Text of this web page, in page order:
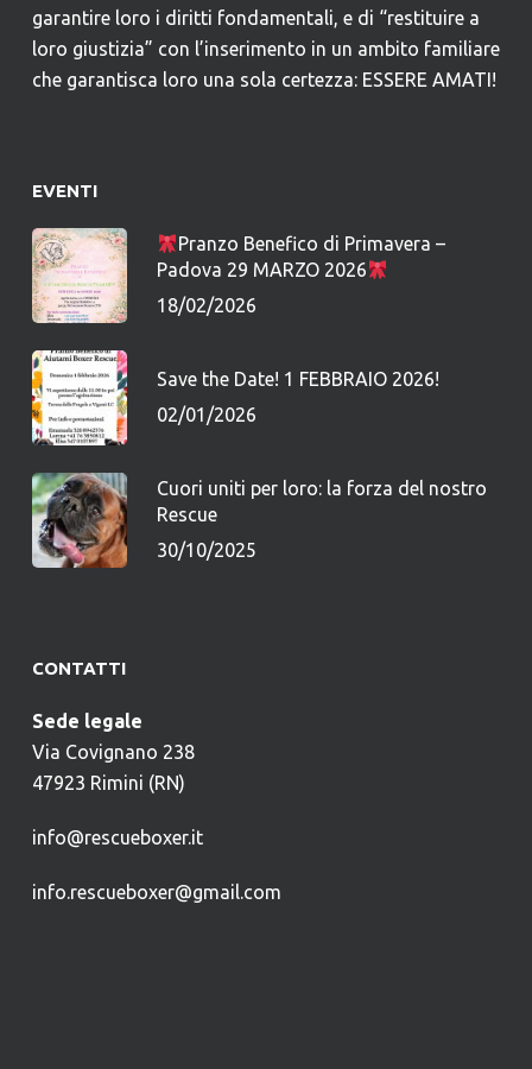
garantire loro i diritti fondamentali, e di “restituire a
loro giustizia” con l’inserimento in un ambito familiare
che garantisca loro una sola certezza: ESSERE AMATI!
EVENTI
Pranzo Benefico di Primavera –
Padova 29 MARZO 2026
18/02/2026
Save the Date! 1 FEBBRAIO 2026!
02/01/2026
Cuori uniti per loro: la forza del nostro
Rescue
30/10/2025
CONTATTI
Sede legale
Via Covignano 238
47923 Rimini (RN)
info@rescueboxer.it
info.rescueboxer@gmail.com